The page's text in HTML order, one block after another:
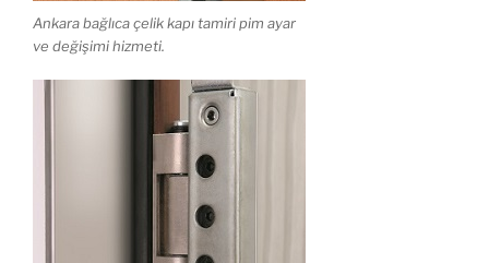
Ankara bağlıca çelik kapı tamiri pim ayar
ve değişimi hizmeti.